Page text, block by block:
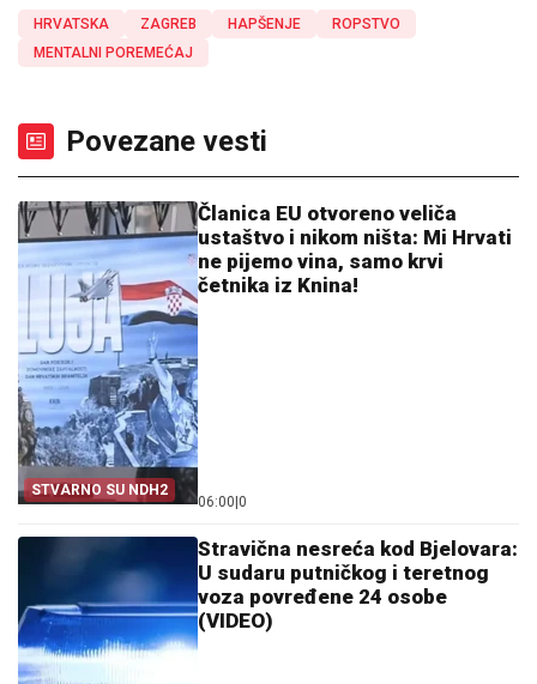
HRVATSKA ZAGREB HAPŠENJE
ROPSTVO
MENTALNI POREMEĆAJ
Povezane vesti
STVARNO SU NDH2
Članica EU otvoreno veliča
ustaštvo i nikom ništa: Mi Hrvati
ne pijemo vina, samo krvi
četnika iz Knina!
06:00 0
Stravična nesreća kod Bjelovara:
U sudaru putničkog i teretnog
voza povređene 24 osobe
(VIDEO)